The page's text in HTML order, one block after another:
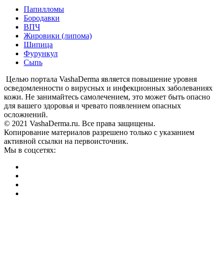
Папилломы
Бородавки
ВПЧ
Жировики (липома)
Шипица
Фурункул
Сыпь
Целью портала VashaDerma является повышение уровня
осведомленности о вирусных и инфекционных заболеваниях
кожи. Не занимайтесь самолечением, это может быть опасно
для вашего здоровья и чревато появлением опасных
осложнений.
© 2021 VashaDerma.ru. Все права защищены.
Копирование материалов разрешено только с указанием
активной ссылки на первоисточник.
Мы в соцсетях: